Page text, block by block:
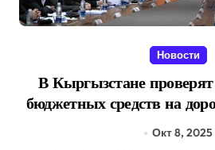
Новости
В Кыргызстане проверят
бюджетных средств на
Окт 8, 2025